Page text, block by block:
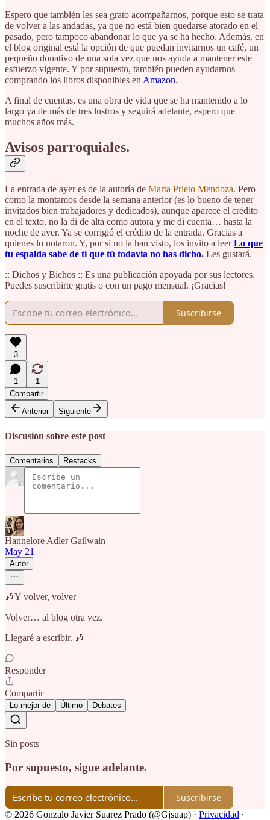
Espero que también les sea grato acompañarnos, porque esto se trata
de volver a las andadas, ya que no está bien quedarse atorado en el
pasado, pero tampoco abandonar lo que ya se ha hecho. Además, en
el blog original está la opción de que puedan invitarnos un café, un
pequeño donativo de una sola vez que nos ayuda a mantener este
esfuerzo vigente. Y por supuesto, también pueden ayudarnos
comprando los libros disponibles en Amazon.
A final de cuentas, es una obra de vida que se ha mantenido a lo
largo ya de más de tres lustros y seguirá adelante, espero que
muchos años más.
Avisos parroquiales.
La entrada de ayer es de la autoría de Marta Prieto Mendoza. Pero
como la montamos desde la semana anterior (es lo bueno de tener
invitados bien trabajadores y dedicados), aunque aparece el crédito
en el texto, no la di de alta como autora y me di cuenta… hasta la
noche de ayer. Ya se corrigió el crédito de la entrada. Gracias a
quienes lo notaron. Y, por si no la han visto, los invito a leerLo que
tu espalda sabe de ti que tú todavía no has dicho. Les gustará.
:: Dichos y Bichos :: Es una publicación apoyada por sus lectores.
Puedes suscribirte gratis o con un pago mensual. ¡Gracias!
Suscribirse
3
1
1
Compartir
Anterior
Siguiente
Discusión sobre este post
Comentarios Restacks
Hannelore Adler Gailwain
May 21
Autor
🎶Y volver, volver
Volver… al blog otra vez.
Llegaré a escribir. 🎶
Responder
Compartir
Lo mejor de Último Debates
Sin posts
Por supuesto, sigue adelante.
Suscribirse
© 2026 Gonzalo Javier Suarez Prado (@Gjsuap) · Privacidad ∙